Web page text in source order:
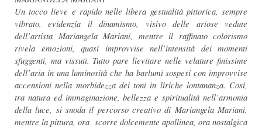
Un tocco lieve e rapido nelle libera gestualità pittorica, sempre
vibrato, evidenzia il dinamismo, visivo delle ariose vedute
dell’artista Mariangela Mariani, mentre il raffinato colorismo
rivela emozioni, quasi improvvise nell’intensità dei momenti
sfuggenti, ma vissuti. Tutto pare lievitare nelle velature finissime
dell’aria in una luminosità che ha barlumi sospesi con improvvise
accensioni nella morbidezza dei toni in liriche lontananza. Così,
tra natura ed immaginazione, bellezza e spiritualità nell’armonia
della luce, si snoda il percorso creativo di Mariangela Mariani,
mentre la pittura, ora scorre dolcemente apollinea, ora nostalgica